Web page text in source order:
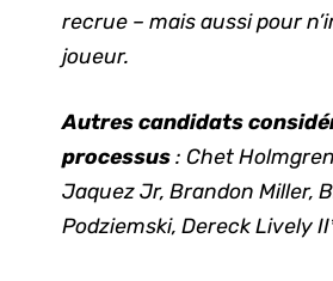
recrue – mais aussi pour
joueur.
Autres candidats
processus : Chet
Jaquez Jr, Brandon Miller,
Podziemski, Dereck Lively